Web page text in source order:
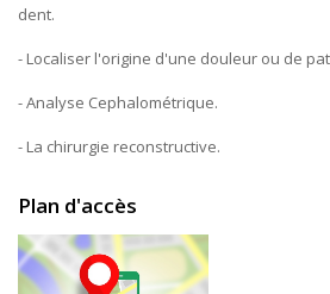
dent.
- Localiser l'origine d'une douleur ou de
- Analyse Cephalométrique.
- La chirurgie reconstructive.
Plan d'accès